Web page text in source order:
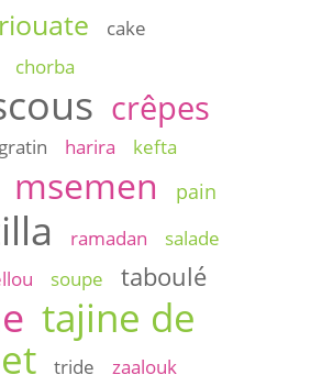
cake
chorba
crêpes
gratin harira
kefta
msemen pain
ramadan
salade
soupe taboulé
tajine de
tride
zaalouk